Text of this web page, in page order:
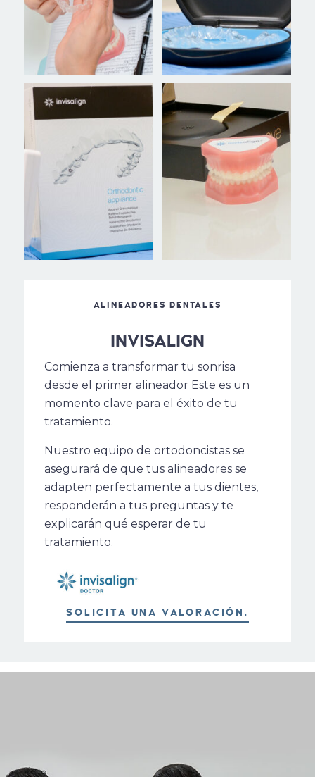
ALINEADORES DENTALES
INVISALIGN
Comienza a transformar tu sonrisa
desde el primer alineador Este es un
momento clave para el éxito de tu
tratamiento.
Nuestro equipo de ortodoncistas se
asegurará de que tus alineadores se
adapten perfectamente a tus dientes,
responderán a tus preguntas y te
explicarán qué esperar de tu
tratamiento.
SOLICITA UNA VALORACIÓN.